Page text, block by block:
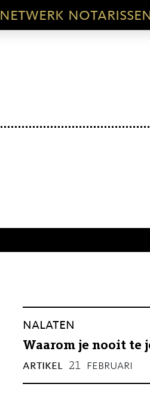
netwerk
nalaten
Waarom je nooit te
artikel 21 februari